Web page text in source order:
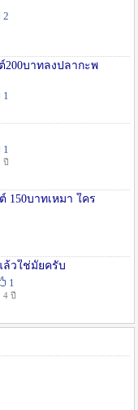
2
200บาทลงปลากะพ
1
1
ปี
150บาทเหมา ใคร
วใช่มั๊ยครับ
1
4 ปี